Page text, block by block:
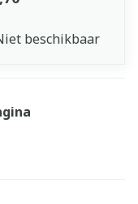
beschikbaar
pagina